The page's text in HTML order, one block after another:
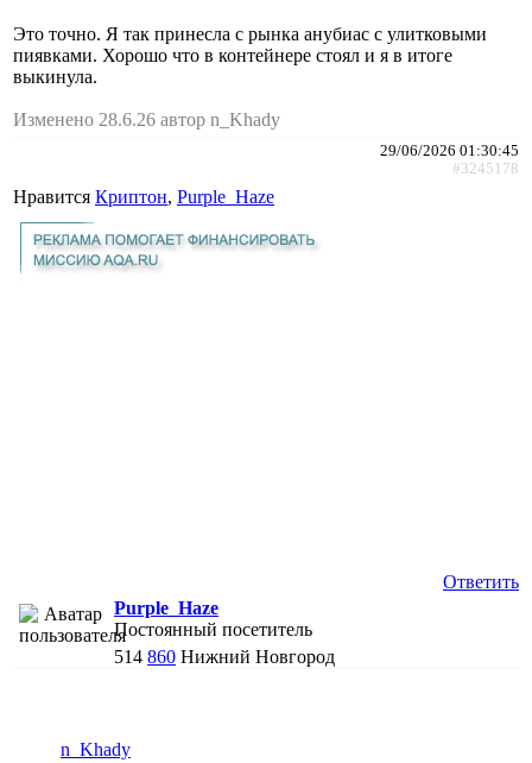
Это точно. Я так принесла с рынка анубиас с улитковыми
пиявками. Хорошо что в контейнере стоял и я в итоге
выкинула.
Изменено 28.6.26 автор n_Khady
29/06/2026 01:30:45
#3245178
Нравится Криптон, Purple_Haze
Ответить
Purple_Haze
Постоянный посетитель
514 860 Нижний Новгород
n_Khady